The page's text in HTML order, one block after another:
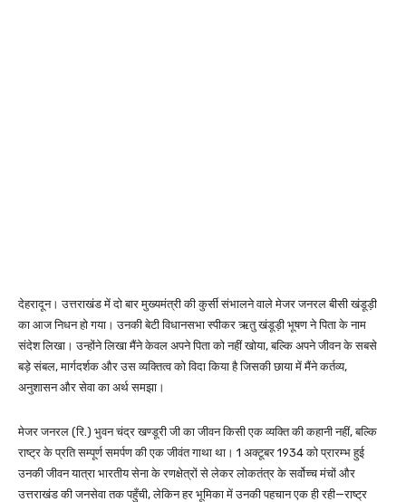
देहरादून। उत्तराखंड में दो बार मुख्यमंत्री की कुर्सी संभालने वाले मेजर जनरल बीसी खंडूड़ी
का आज निधन हो गया। उनकी बेटी विधानसभा स्पीकर ऋतु खंडूड़ी भूषण ने पिता के नाम
संदेश लिखा। उन्होंने लिखा मैंने केवल अपने पिता को नहीं खोया, बल्कि अपने जीवन के सबसे
बड़े संबल, मार्गदर्शक और उस व्यक्तित्व को विदा किया है जिसकी छाया में मैंने कर्तव्य,
अनुशासन और सेवा का अर्थ समझा।
मेजर जनरल (रि.) भुवन चंद्र खण्डूरी जी का जीवन किसी एक व्यक्ति की कहानी नहीं, बल्कि
राष्ट्र के प्रति सम्पूर्ण समर्पण की एक जीवंत गाथा था। 1 अक्टूबर 1934 को प्रारम्भ हुई
उनकी जीवन यात्रा भारतीय सेना के रणक्षेत्रों से लेकर लोकतंत्र के सर्वोच्च मंचों और
उत्तराखंड की जनसेवा तक पहुँची, लेकिन हर भूमिका में उनकी पहचान एक ही रही—राष्ट्र